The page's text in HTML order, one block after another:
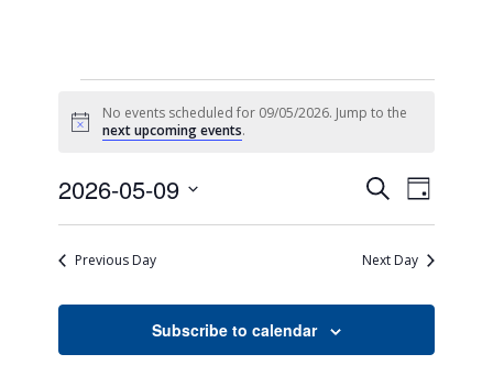
Notice
No events scheduled for 09/05/2026. Jump to the
next upcoming events.
Events
Search
and
SearchEvent
Views
Day
2026-05-09
Previous Day
Next Day
Subscribe to calendar